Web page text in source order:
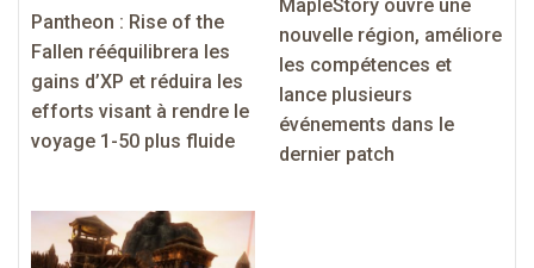
Pantheon : Rise of the
Fallen rééquilibrera les
gains d’XP et réduira les
efforts visant à rendre le
voyage 1-50 plus fluide
MapleStory ouvre une
nouvelle région, améliore
les compétences et
lance plusieurs
événements dans le
dernier patch